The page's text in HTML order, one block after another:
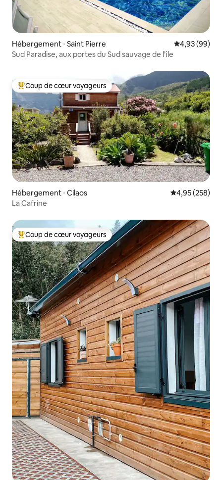
Hébergement ⋅ Saint Pierre Évaluation
4,93 (99)
Sud Paradise, aux portes du Sud sauvage de l'île
Coups de cœur voyageurs les plus appréciés
Coup de cœur voyageurs
Hébergement ⋅ Cilaos Évaluation
4,95 (258)
La Cafrine
Coups de cœur voyageurs les plus appréciés
Coup de cœur voyageurs